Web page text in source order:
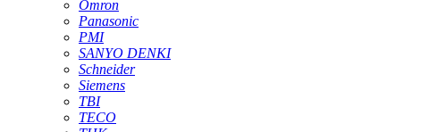
Omron
Panasonic
PMI
SANYO DENKI
Schneider
Siemens
TBI
TECO